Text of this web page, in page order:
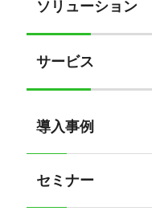
ソリューション
サービス
導入事例
セミナー